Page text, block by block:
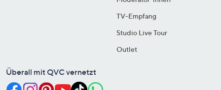
TV-Empfang
Studio Live Tour
Outlet
Überall mit QVC vernetzt